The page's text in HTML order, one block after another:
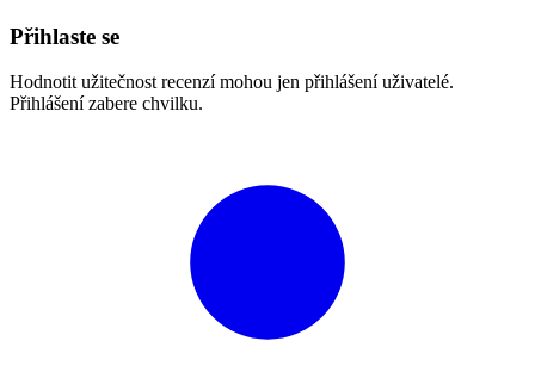
Přihlaste se
Hodnotit užitečnost recenzí mohou jen přihlášení uživatelé.
Přihlášení zabere chvilku.